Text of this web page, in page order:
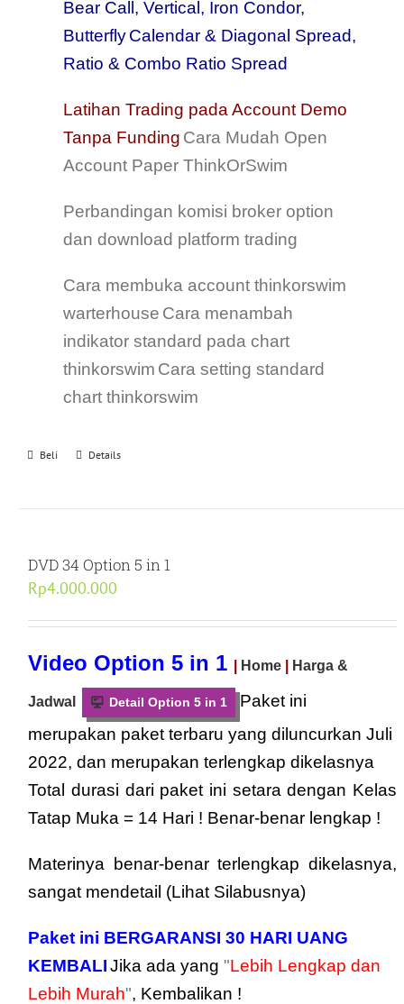
Bear Call, Vertical, Iron Condor,
ButterflyCalendar & Diagonal Spread,
Ratio & Combo Ratio Spread
Latihan Trading pada Account Demo
Tanpa Funding Cara Mudah Open
Account Paper ThinkOrSwim
Perbandingan komisi broker option
dan download platform trading
Cara membuka account thinkorswim
warterhouse Cara menambah
indikator standard pada chart
thinkorswim Cara setting standard
chart thinkorswim
Beli Details
DVD 34 Option 5 in 1
Rp4.000.000
Video Option 5 in 1 Home Harga &
Jadwal Detail Option 5 in 1
Paket ini
merupakan paket terbaru yang diluncurkan Juli
2022, dan merupakan terlengkap dikelasnya
Total durasi dari paket ini setara dengan Kelas
Tatap Muka = 14 Hari ! Benar-benar lengkap !
Materinya benar-benar terlengkap dikelasnya,
sangat mendetail (Lihat Silabusnya)
Paket ini BERGARANSI 30 HARI UANG
KEMBALIJika ada yang "Lebih Lengkap dan
Lebih Murah", Kembalikan !